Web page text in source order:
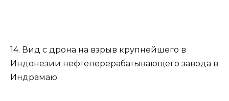
14. Вид с дрона на взрыв крупнейшего в
Индонезии нефтеперерабатывающего завода в
Индрамаю.